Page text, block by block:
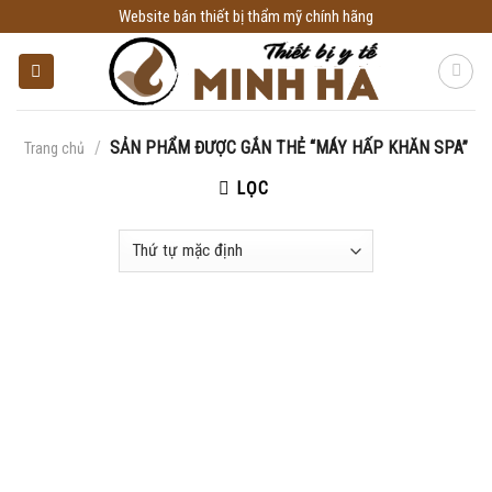
to
content
Website bán thiết bị thẩm mỹ chính hãng
Trang chủ / SẢN PHẨM ĐƯỢC GẮN THẺ “MÁY HẤP KHĂN SPA”
LỌC